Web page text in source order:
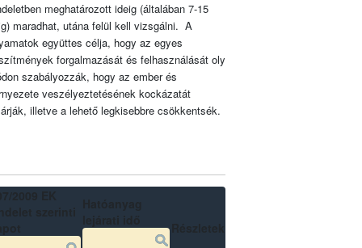
meghatározott ideig (általában 7-15
maradhat, utána felül kell vizsgálni. A
együttes célja, hogy az egyes
forgalmazását és felhasználását oly
szabályozzák, hogy az ember és
veszélyeztetésének kockázatát
illetve a lehető legkisebbre csökkentsék.